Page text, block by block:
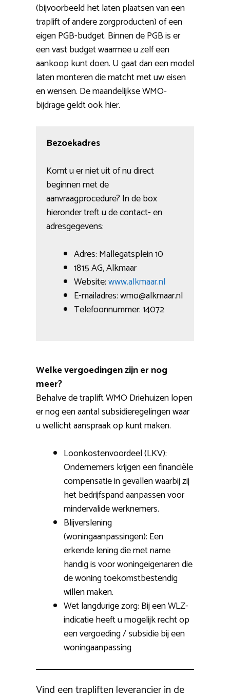
(bijvoorbeeld het laten plaatsen van een
traplift of andere zorgproducten) of een
eigen PGB-budget. Binnen de PGB is er
een vast budget waarmee u zelf een
aankoop kunt doen. U gaat dan een model
laten monteren die matcht met uw eisen
en wensen. De maandelijkse WMO-
bijdrage geldt ook hier.
Bezoekadres
Komt u er niet uit of nu direct
beginnen met de
aanvraagprocedure? In de box
hieronder treft u de contact- en
adresgegevens:
Adres: Mallegatsplein 10
1815 AG, Alkmaar
Website:www.alkmaar.nl
E-mailadres: wmo@alkmaar.nl
Telefoonnummer: 14072
Welke vergoedingen zijn er nog
meer?
Behalve de traplift WMO Driehuizen lopen
er nog een aantal subsidieregelingen waar
u wellicht aanspraak op kunt maken.
Loonkostenvoordeel (LKV):
Ondernemers krijgen een financiële
compensatie in gevallen waarbij zij
het bedrijfspand aanpassen voor
mindervalide werknemers.
Blijverslening
(woningaanpassingen): Een
erkende lening die met name
handig is voor woningeigenaren die
de woning toekomstbestendig
willen maken.
Wet langdurige zorg: Bij een WLZ-
indicatie heeft u mogelijk recht op
een vergoeding / subsidie bij een
woningaanpassing
Vind een trapliften leverancier in de